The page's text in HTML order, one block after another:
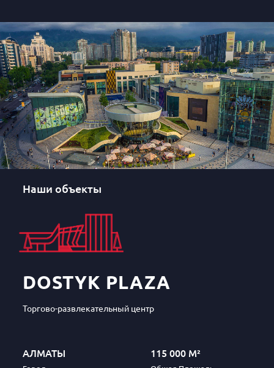
Наши объекты
DOSTYK PLAZA
Торгово-развлекательный центр
АЛМАТЫ 115 000 М²